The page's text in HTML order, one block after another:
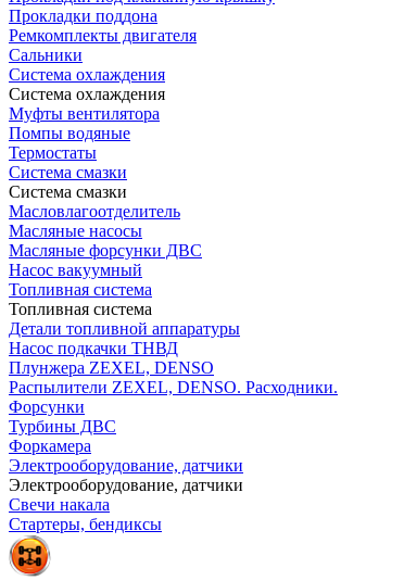
Прокладки поддона
Ремкомплекты двигателя
Сальники
Система охлаждения
Система охлаждения
Муфты вентилятора
Помпы водяные
Термостаты
Система смазки
Система смазки
Масловлагоотделитель
Масляные насосы
Масляные форсунки ДВС
Насос вакуумный
Топливная система
Топливная система
Детали топливной аппаратуры
Насос подкачки ТНВД
Плунжера ZEXEL, DENSO
Распылители ZEXEL, DENSO. Расходники.
Форсунки
Турбины ДВС
Форкамера
Электрооборудование, датчики
Электрооборудование, датчики
Свечи накала
Стартеры, бендиксы